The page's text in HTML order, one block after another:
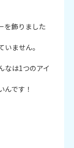
を飾りました
ません。
なは1つのアイ
んです！